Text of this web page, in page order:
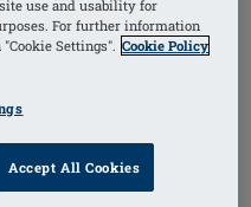
Prothèse ajustable et
use and usability for
For further information
Settings". Cookie Policy
Accept All Cookies